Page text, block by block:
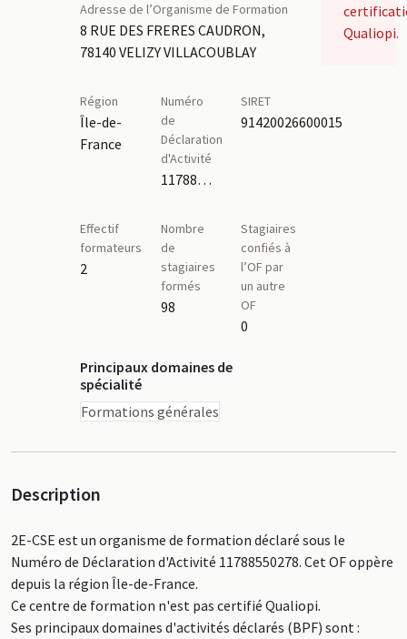
Adresse de l’Organisme de Formation
8 RUE DES FRERES CAUDRON,
78140 VELIZY VILLACOUBLAY
Région
Île-de-
France
Numéro
de
Déclaration
d'Activité
11788550278
SIRET
91420026600015
Effectif
formateurs
2
Nombre
de
stagiaires
formés
98
Stagiaires
confiés à
l’OF par
un autre
OF
0
Principaux domaines de
spécialité
Formations générales
Qualiopi.
Description
2E-CSE est un organisme de formation déclaré sous le
Numéro de Déclaration d'Activité 11788550278. Cet OF oppère
depuis la région Île-de-France.
Ce centre de formation n'est pas certifié Qualiopi.
Ses principaux domaines d'activités déclarés (BPF) sont :